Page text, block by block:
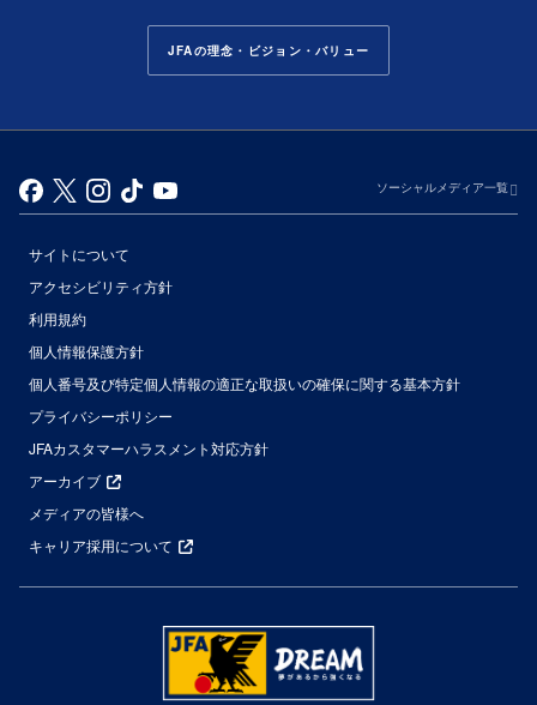
JFAの理念・ビジョン・バリュー
ソーシャルメディア一覧
サイトについて
アクセシビリティ方針
利用規約
個人情報保護方針
個人番号及び特定個人情報の適正な取扱いの確保に関する基本方針
プライバシーポリシー
JFAカスタマーハラスメント対応方針
アーカイブ
メディアの皆様へ
キャリア採用について